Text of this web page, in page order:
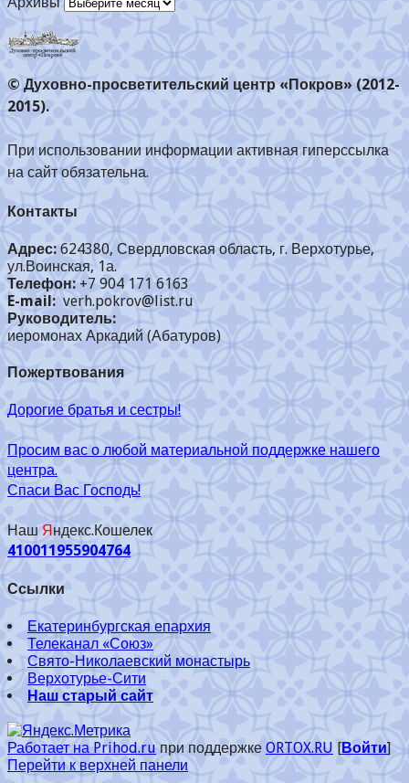
© Духовно-просветительский центр «Покров» (2012-
2015).
При использовании информации активная гиперссылка
на сайт обязательна.
Контакты
Адрес: 624380, Свердловская область, г. Верхотурье,
ул.Воинская, 1а.
Телефон: +7 904 171 6163
E-mail: verh.pokrov@list.ru
Руководитель:
иеромонах Аркадий (Абатуров)
Пожертвования
Дорогие братья и сестры!
Просим вас о любой материальной поддержке нашего
центра.
Спаси Вас Господь!
Наш Яндекс.Кошелек
410011955904764
Ссылки
Екатеринбургская епархия
Телеканал «Союз»
Свято-Николаевский монастырь
Верхотурье-Сити
Наш старый сайт
Работает на Prihod.ru при поддержке ORTOX.RU [Войти]
Перейти к верхней панели